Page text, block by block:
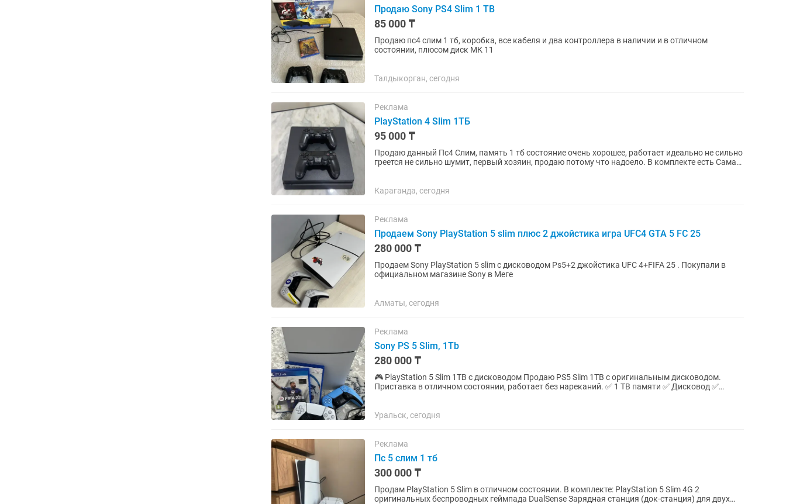
Продаю Sony PS4 Slim 1 TB
85 000 ₸
Продаю пс4 слим 1 тб, коробка, все кабеля и два контроллера в наличии и в отличном
состоянии, плюсом диск МК 11
Талдыкорган, сегодня
Реклама
PlayStation 4 Slim 1ТБ
95 000 ₸
Продаю данный Пс4 Слим, память 1 тб состояние очень хорошее, работает идеально не сильно
греется не сильно шумит, первый хозяин, продаю потому что надоело. В комплекте есть Сама
Караганда, сегодня
Реклама
Продаем Sony PlayStation 5 slim плюс 2 джойстика игра UFC4 GTA 5 FC 25
280 000 ₸
Продаем Sony PlayStation 5 slim с дисководом Ps5+2 джойстика UFC 4+FIFA 25 . Покупали в
официальном магазине Sony в Меге
Алматы, сегодня
Реклама
Sony PS 5 Slim, 1Tb
280 000 ₸
🎮 PlayStation 5 Slim 1TB с дисководом Продаю PS5 Slim 1TB с оригинальным дисководом.
Приставка в отличном состоянии, работает без нареканий. ✅ 1 TB памяти ✅ Дисковод ✅
Уральск, сегодня
Реклама
Пс 5 слим 1 тб
300 000 ₸
Продам PlayStation 5 Slim в отличном состоянии. В комплекте: PlayStation 5 Slim 4G 2
оригинальных беспроводных геймпада DualSense Зарядная станция (док-станция) для двух